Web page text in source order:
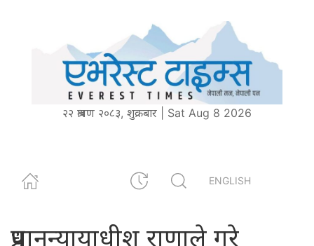
२२ श्रावण २०८३, शुक्रबार | Sat Aug 8 2026
ENGLISH
प्रधानन्यायाधीश राणाले गरे